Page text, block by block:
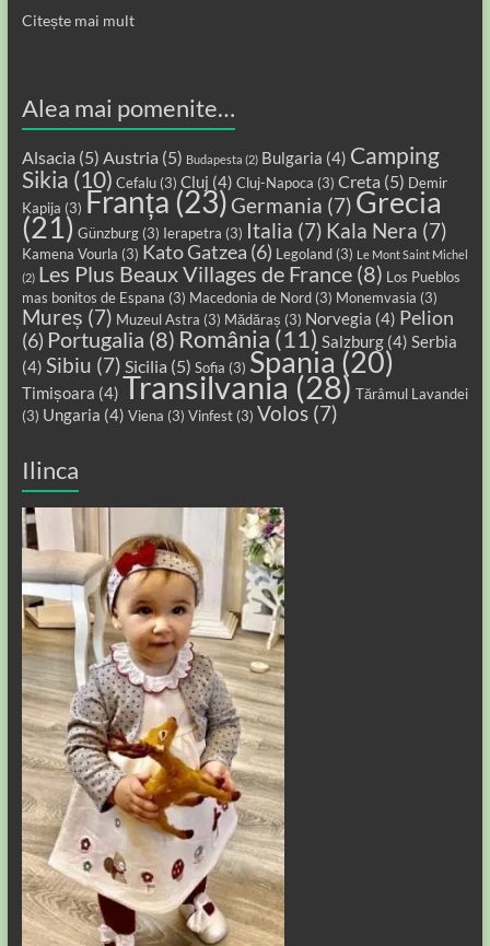
Citește mai mult
Alea mai pomenite…
Alsacia (5) Austria (5) Budapesta (2) Bulgaria (4) Camping
Sikia (10) Cefalu(3) Cluj (4) Cluj-Napoca (3) Creta (5) Demir
Kapija (3) Franța(23) Germania (7) Grecia
(21) Günzburg(3) Ierapetra (3) Italia (7) Kala Nera (7)
Kamena Vourla (3) Kato Gatzea (6) Legoland(3) Le Mont Saint Michel
(2) Les Plus Beaux Villages de France(8) Los Pueblos
mas bonitos de Espana (3) Macedonia de Nord(3) Monemvasia (3)
Mureș (7) Muzeul Astra (3) Mădăraș (3) Norvegia (4) Pelion
(6) Portugalia (8) România (11) Salzburg(4) Serbia
(4) Sibiu (7) Sicilia (5) Sofia (3) Spania (20)
Timișoara (4) Transilvania (28) Tărâmul Lavandei
(3) Ungaria (4) Viena (3) Vinfest(3) Volos(7)
Ilinca